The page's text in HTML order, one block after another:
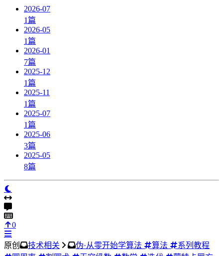
2026-07
1篇
2026-05
1篇
2026-01
7篇
2025-12
1篇
2025-11
1篇
2025-07
1篇
2025-06
3篇
2025-05
8篇
0
原创 技术相关 伪·从零开始学算法 算法
系列教程